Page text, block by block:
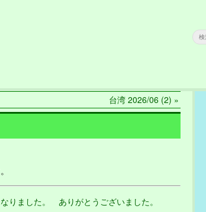
台湾 2026/06 (2) »
りました。 ありがとうございました。